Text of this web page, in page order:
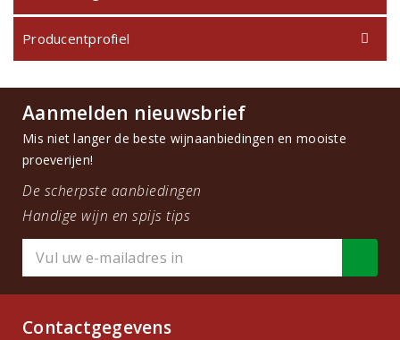
Producentprofiel
Aanmelden nieuwsbrief
Mis niet langer de beste wijnaanbiedingen en mooiste
proeverijen!
De scherpste aanbiedingen
Handige wijn en spijs tips
Contactgegevens